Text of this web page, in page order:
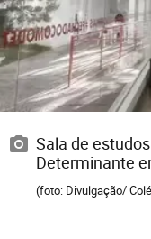
Sala de
Determinante
(foto: Divulgação/